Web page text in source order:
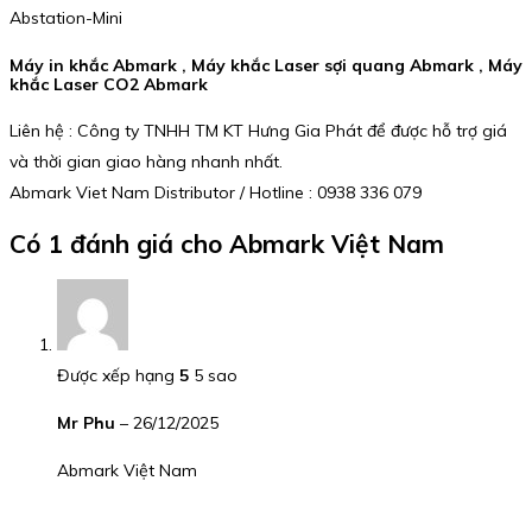
Abstation-Mini
Máy in khắc Abmark , Máy khắc Laser sợi quang Abmark , Máy
khắc Laser CO2 Abmark
Liên hệ : Công ty TNHH TM KT Hưng Gia Phát để được hỗ trợ giá
và thời gian giao hàng nhanh nhất.
Abmark Viet Nam Distributor / Hotline : 0938 336 079
Có 1 đánh giá cho Abmark Việt Nam
Được xếp hạng 5 5 sao
Mr Phu – 26/12/2025
Abmark Việt Nam